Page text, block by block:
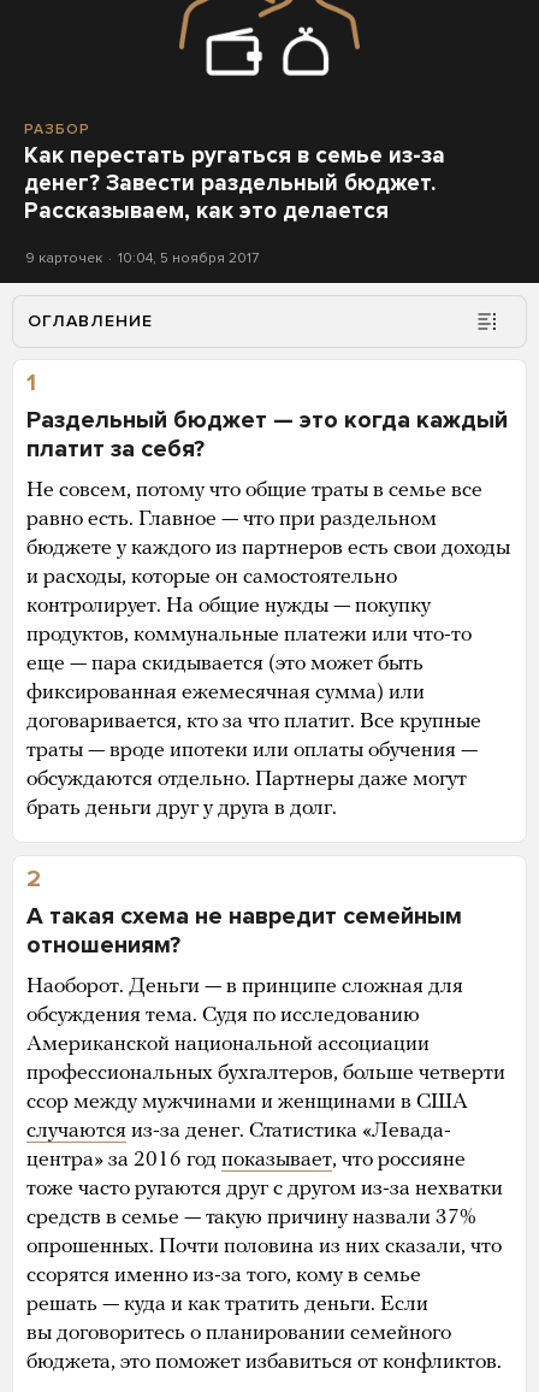
РАЗБОР
Как перестать ругаться в семье из-за
денег? Завести раздельный бюджет.
Рассказываем, как это делается
9 карточек 10:04, 5 ноября 2017
ОГЛАВЛЕНИЕ
1
Раздельный бюджет — это когда каждый
платит за себя?
Не совсем, потому что общие траты в семье все
равно есть. Главное — что при раздельном
бюджете у каждого из партнеров есть свои доходы
и расходы, которые он самостоятельно
контролирует. На общие нужды — покупку
продуктов, коммунальные платежи или что-то
еще — пара скидывается (это может быть
фиксированная ежемесячная сумма) или
договаривается, кто за что платит. Все крупные
траты — вроде ипотеки или оплаты обучения —
обсуждаются отдельно. Партнеры даже могут
брать деньги друг у друга в долг.
2
А такая схема не навредит семейным
отношениям?
Наоборот. Деньги — в принципе сложная для
обсуждения тема. Судя по исследованию
Американской национальной ассоциации
профессиональных бухгалтеров, больше четверти
ссор между мужчинами и женщинами в США
случаются из-за денег. Статистика «Левада-
центра» за 2016 год показывает, что россияне
тоже часто ругаются друг с другом из-за нехватки
средств в семье — такую причину назвали 37%
опрошенных. Почти половина из них сказали, что
ссорятся именно из-за того, кому в семье
решать — куда и как тратить деньги. Если
вы договоритесь о планировании семейного
бюджета, это поможет избавиться от конфликтов.